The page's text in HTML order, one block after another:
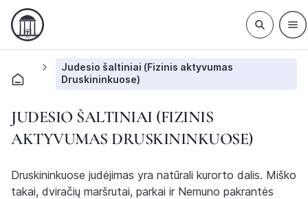
Judesio šaltiniai (Fizinis aktyvumas
Druskininkuose)
JUDESIO ŠALTINIAI (FIZINIS
AKTYVUMAS DRUSKININKUOSE)
Druskininkuose judėjimas yra natūrali kurorto dalis. Miško
takai, dviračių maršrutai, parkai ir Nemuno pakrantės